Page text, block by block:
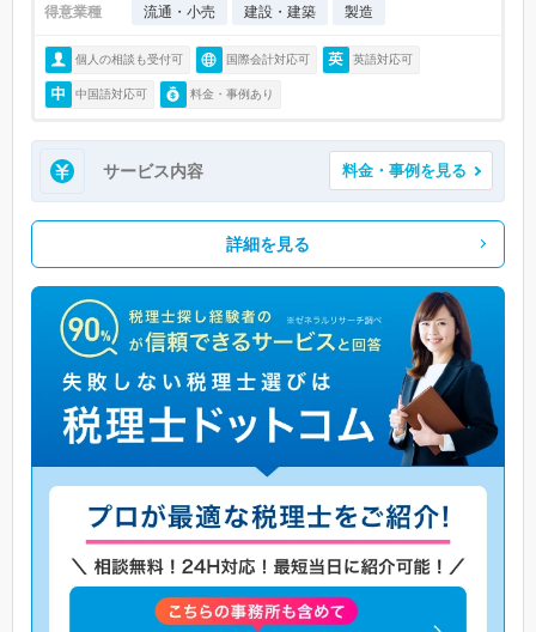
得意業種 流通・小売 建設・建築 製造
個人の相談も受付可 国際会計対応可 英語対応可
中国語対応可 料金・事例あり
サービス内容 料金・事例を見る
詳細を見る